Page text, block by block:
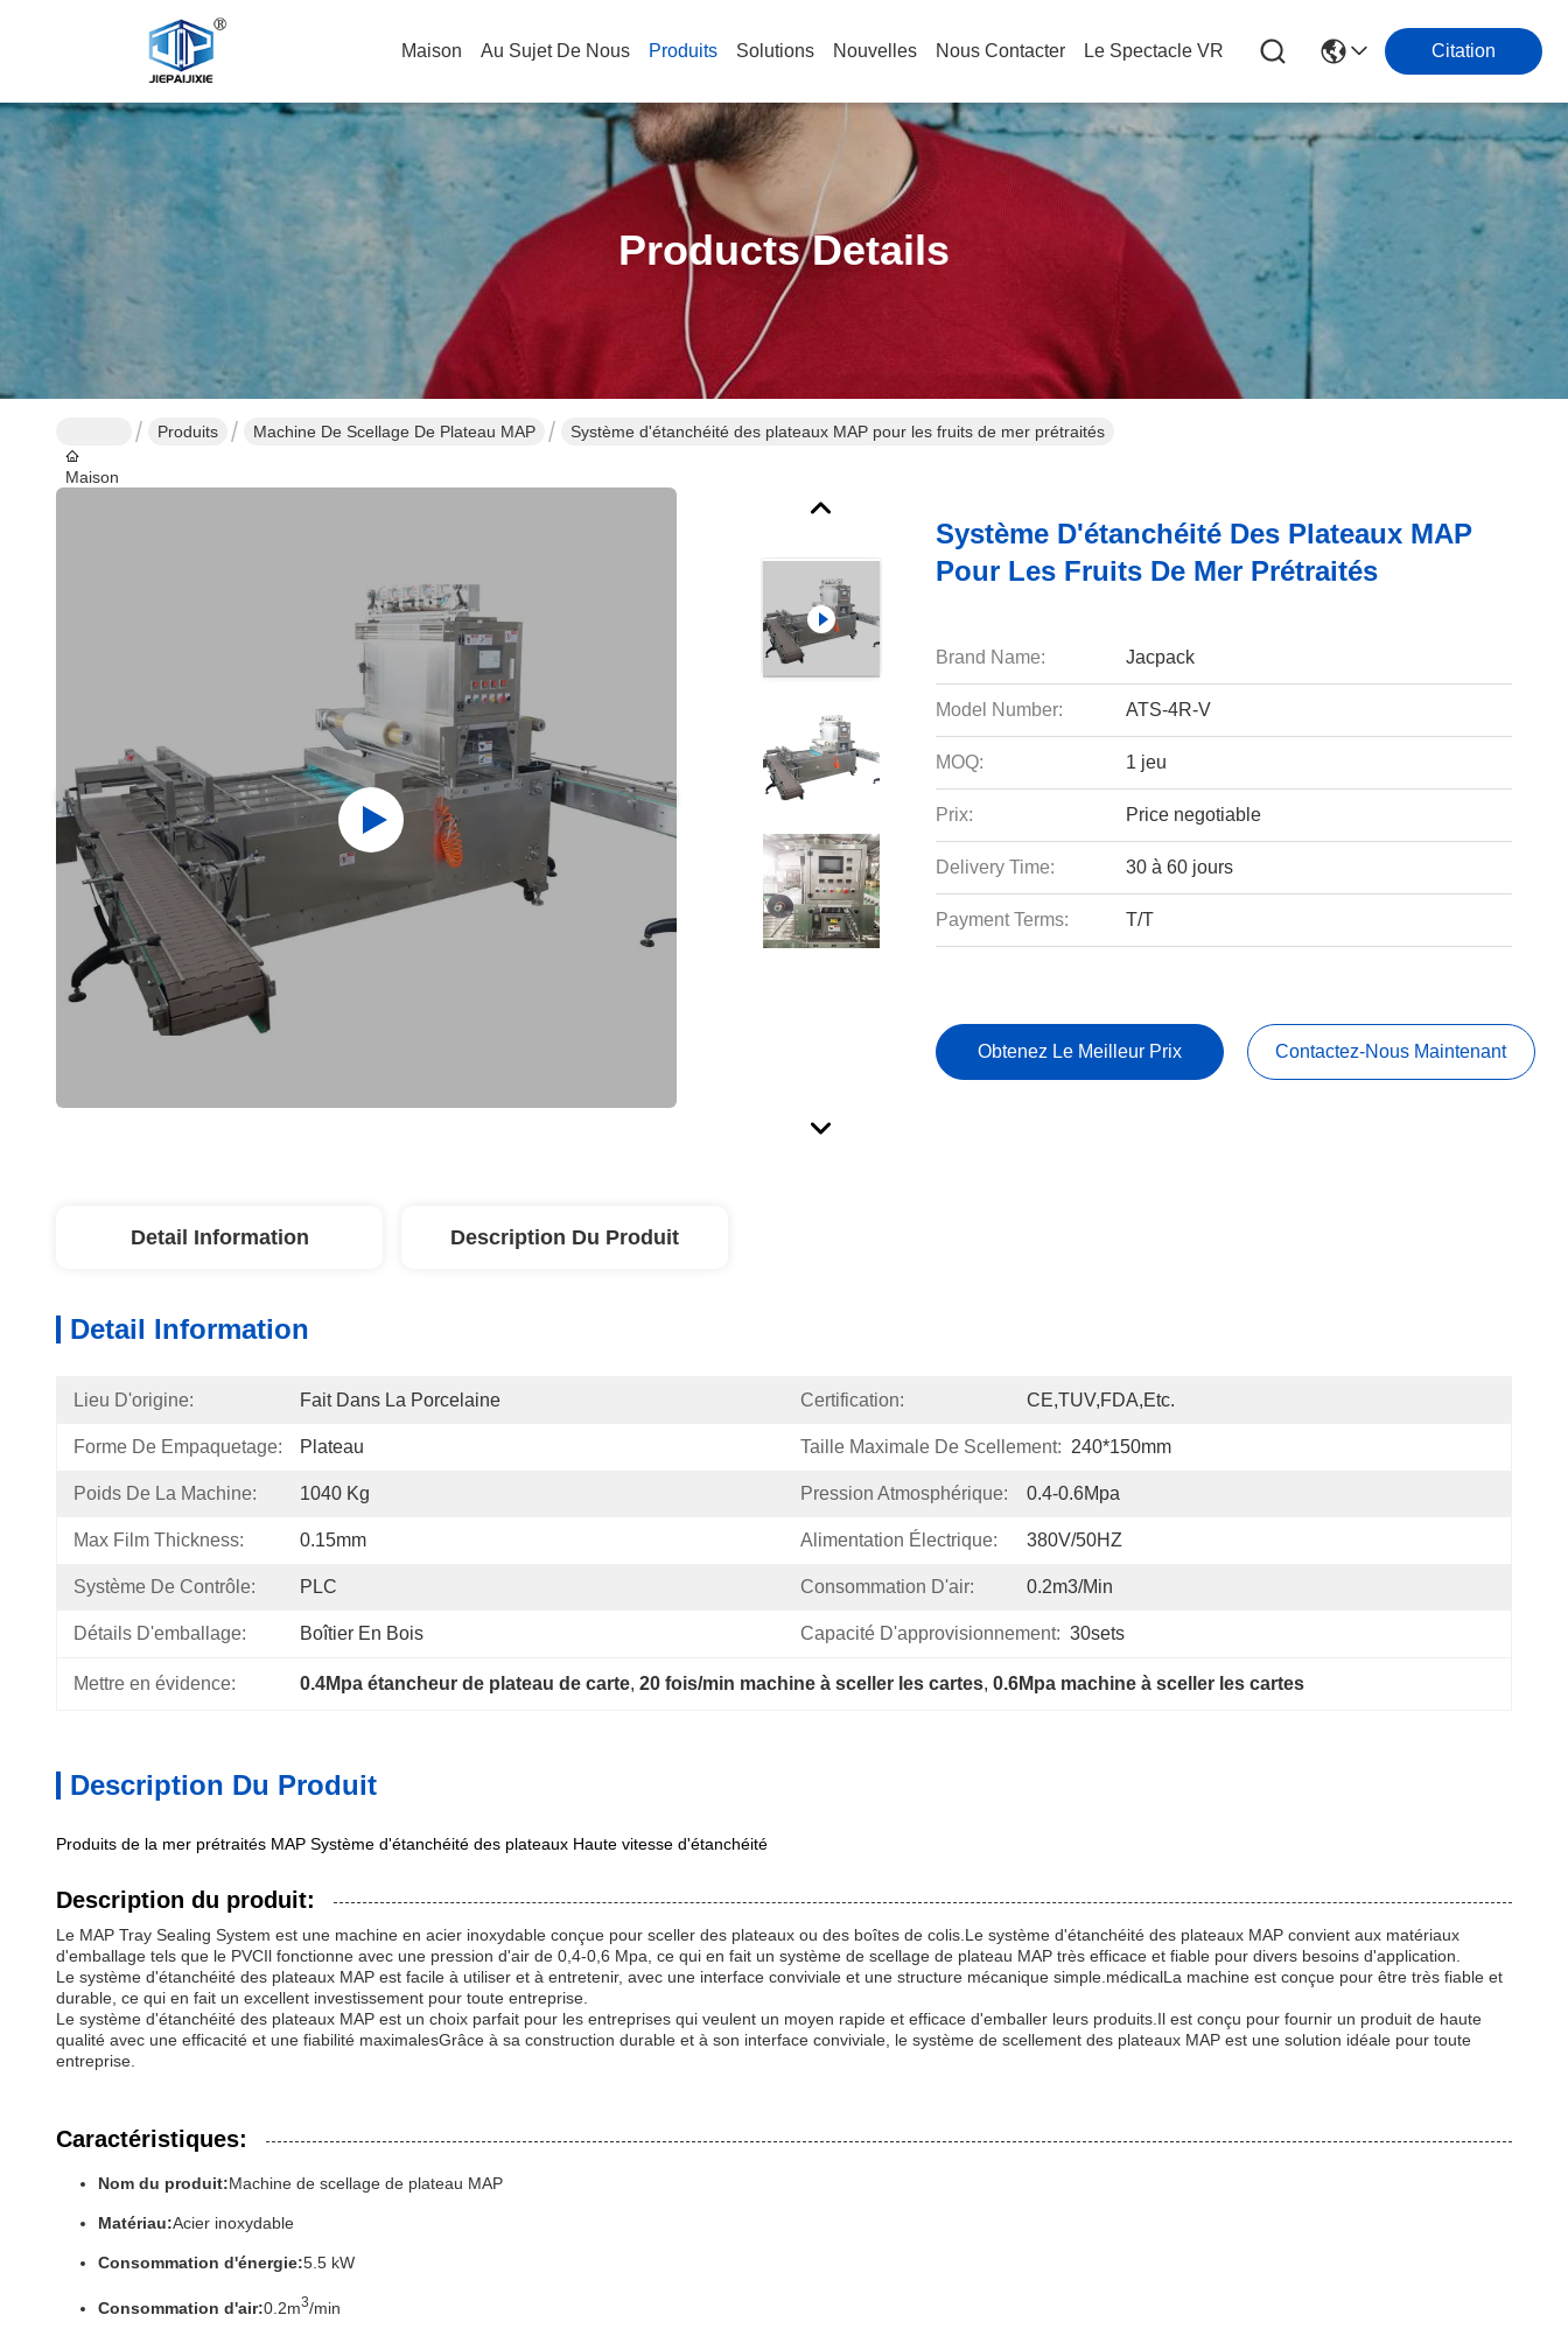
Maison Au Sujet De Nous Produits Solutions Nouvelles Nous Contacter Le Spectacle VR Citation
Products Details
Maison
Produits Machine De Scellage De Plateau MAP Système d'étanchéité des plateaux MAP pour les fruits de mer prétraités
Système D'étanchéité Des Plateaux MAP
Pour Les Fruits De Mer Prétraités
Brand Name: Jacpack
Model Number: ATS-4R-V
MOQ: 1 jeu
Prix: Price negotiable
Delivery Time: 30 à 60 jours
Payment Terms: T/T
Obtenez Le Meilleur Prix Contactez-Nous Maintenant
Detail Information Description Du Produit
Detail Information
Lieu D'origine: Fait Dans La Porcelaine Certification: CE,TUV,FDA,etc.
Forme De Empaquetage: Plateau Taille Maximale De Scellement: 240*150mm
Poids De La Machine: 1040 Kg Pression Atmosphérique: 0.4-0.6Mpa
Max Film Thickness: 0.15mm Alimentation Électrique: 380V/50HZ
Système De Contrôle: PLC Consommation D'air: 0.2m3/min
Détails D'emballage: Boîtier En Bois Capacité D'approvisionnement: 30sets
Mettre en évidence: 0.4Mpa étancheur de plateau de carte, 20 fois/min machine à sceller les cartes, 0.6Mpa machine à sceller les cartes
Description Du Produit
Produits de la mer prétraités MAP Système d'étanchéité des plateaux Haute vitesse d'étanchéité
Description du produit:
Le MAP Tray Sealing System est une machine en acier inoxydable conçue pour sceller des plateaux ou des boîtes de colis.Le système d'étanchéité des plateaux MAP convient aux matériaux
d'emballage tels que le PVCIl fonctionne avec une pression d'air de 0,4-0,6 Mpa, ce qui en fait un système de scellage de plateau MAP très efficace et fiable pour divers besoins d'application.
Le système d'étanchéité des plateaux MAP est facile à utiliser et à entretenir, avec une interface conviviale et une structure mécanique simple.médicalLa machine est conçue pour être très fiable et
durable, ce qui en fait un excellent investissement pour toute entreprise.
Le système d'étanchéité des plateaux MAP est un choix parfait pour les entreprises qui veulent un moyen rapide et efficace d'emballer leurs produits.Il est conçu pour fournir un produit de haute
qualité avec une efficacité et une fiabilité maximalesGrâce à sa construction durable et à son interface conviviale, le système de scellement des plateaux MAP est une solution idéale pour toute
entreprise.
Caractéristiques:
Nom du produit:Machine de scellage de plateau MAP
Matériau:Acier inoxydable
Consommation d'énergie:5.5 kW
Consommation d'air:0.2m3/min